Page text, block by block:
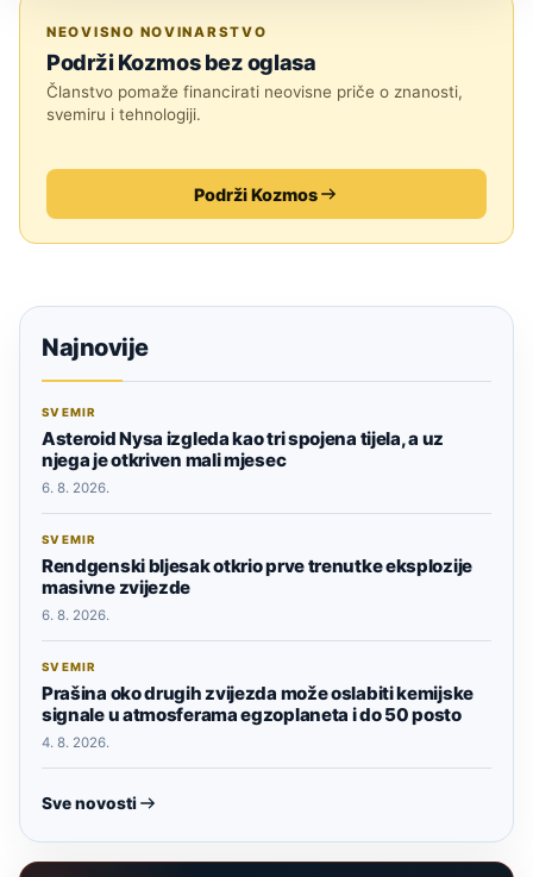
NEOVISNO NOVINARSTVO
Podrži Kozmos bez oglasa
Članstvo pomaže financirati neovisne priče o znanosti,
svemiru i tehnologiji.
Podrži Kozmos
Najnovije
SVEMIR
Asteroid Nysa izgleda kao tri spojena tijela, a uz
njega je otkriven mali mjesec
6. 8. 2026.
SVEMIR
Rendgenski bljesak otkrio prve trenutke eksplozije
masivne zvijezde
6. 8. 2026.
SVEMIR
Prašina oko drugih zvijezda može oslabiti kemijske
signale u atmosferama egzoplaneta i do 50 posto
4. 8. 2026.
Sve novosti